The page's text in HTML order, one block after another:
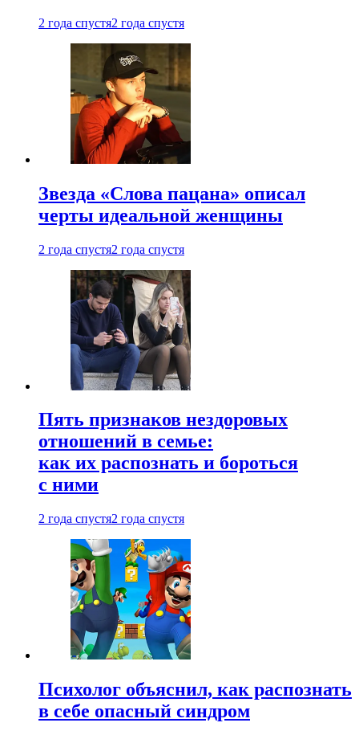
2 года спустя2 года спустя
Звезда «Слова пацана» описал
черты идеальной женщины
2 года спустя2 года спустя
Пять признаков нездоровых
отношений в семье:
как их распознать и бороться
с ними
2 года спустя2 года спустя
Психолог объяснил, как распознать
в себе опасный синдром